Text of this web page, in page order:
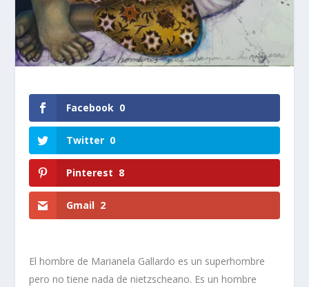
Facebook 0
Twitter 0
Pinterest 8
Gmail 2
El hombre de Marianela Gallardo es un superhombre
pero no tiene nada de nietzscheano. Es un hombre